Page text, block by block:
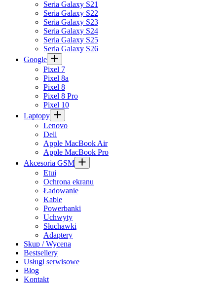
Seria Galaxy S21
Seria Galaxy S22
Seria Galaxy S23
Seria Galaxy S24
Seria Galaxy S25
Seria Galaxy S26
Google
Pixel 7
Pixel 8a
Pixel 8
Pixel 8 Pro
Pixel 10
Laptopy
Lenovo
Dell
Apple MacBook Air
Apple MacBook Pro
Akcesoria GSM
Etui
Ochrona ekranu
Ładowanie
Kable
Powerbanki
Uchwyty
Słuchawki
Adaptery
Skup / Wycena
Bestsellery
Usługi serwisowe
Blog
Kontakt